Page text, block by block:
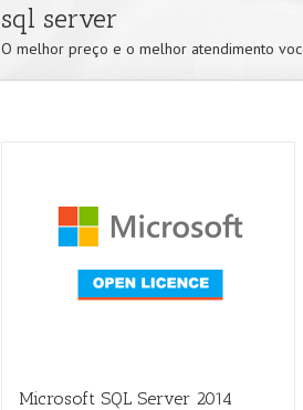
sql server
O melhor preço e o melhor atendimento
Microsoft SQL Server 2014